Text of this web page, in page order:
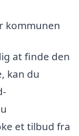
kommunen
at finde den
kan du
et tilbud fra